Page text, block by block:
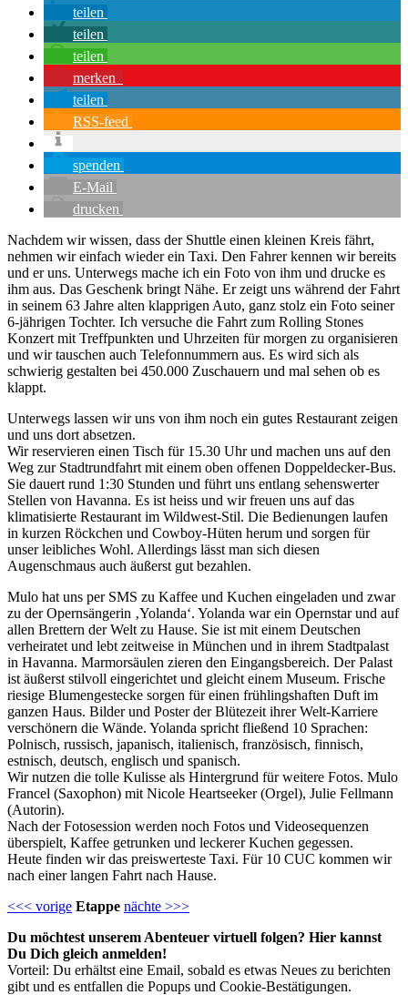
teilen
teilen
teilen
merken
teilen
RSS-feed
spenden
E-Mail
drucken
Nachdem wir wissen, dass der Shuttle einen kleinen Kreis fährt,
nehmen wir einfach wieder ein Taxi. Den Fahrer kennen wir bereits
und er uns. Unterwegs mache ich ein Foto von ihm und drucke es
ihm aus. Das Geschenk bringt Nähe. Er zeigt uns während der Fahrt
in seinem 63 Jahre alten klapprigen Auto, ganz stolz ein Foto seiner
6-jährigen Tochter. Ich versuche die Fahrt zum Rolling Stones
Konzert mit Treffpunkten und Uhrzeiten für morgen zu organisieren
und wir tauschen auch Telefonnummern aus. Es wird sich als
schwierig gestalten bei 450.000 Zuschauern und mal sehen ob es
klappt.
Unterwegs lassen wir uns von ihm noch ein gutes Restaurant zeigen
und uns dort absetzen.
Wir reservieren einen Tisch für 15.30 Uhr und machen uns auf den
Weg zur Stadtrundfahrt mit einem oben offenen Doppeldecker-Bus.
Sie dauert rund 1:30 Stunden und führt uns entlang sehenswerter
Stellen von Havanna. Es ist heiss und wir freuen uns auf das
klimatisierte Restaurant im Wildwest-Stil. Die Bedienungen laufen
in kurzen Röckchen und Cowboy-Hüten herum und sorgen für
unser leibliches Wohl. Allerdings lässt man sich diesen
Augenschmaus auch äußerst gut bezahlen.
Mulo hat uns per SMS zu Kaffee und Kuchen eingeladen und zwar
zu der Opernsängerin ‚Yolanda‘. Yolanda war ein Opernstar und auf
allen Brettern der Welt zu Hause. Sie ist mit einem Deutschen
verheiratet und lebt zeitweise in München und in ihrem Stadtpalast
in Havanna. Marmorsäulen zieren den Eingangsbereich. Der Palast
ist äußerst stilvoll eingerichtet und gleicht einem Museum. Frische
riesige Blumengestecke sorgen für einen frühlingshaften Duft im
ganzen Haus. Bilder und Poster der Blütezeit ihrer Welt-Karriere
verschönern die Wände. Yolanda spricht fließend 10 Sprachen:
Polnisch, russisch, japanisch, italienisch, französisch, finnisch,
estnisch, deutsch, englisch und spanisch.
Wir nutzen die tolle Kulisse als Hintergrund für weitere Fotos. Mulo
Francel (Saxophon) mit Nicole Heartseeker (Orgel), Julie Fellmann
(Autorin).
Nach der Fotosession werden noch Fotos und Videosequenzen
überspielt, Kaffee getrunken und leckerer Kuchen gegessen.
Heute finden wir das preiswerteste Taxi. Für 10 CUC kommen wir
nach einer langen Fahrt nach Hause.
<<< vorige Etappe nächte >>>
Du möchtest unserem Abenteuer virtuell folgen? Hier kannst
Du Dich gleich anmelden!
Vorteil: Du erhältst eine Email, sobald es etwas Neues zu berichten
gibt und es entfallen die Popups und Cookie-Bestätigungen.